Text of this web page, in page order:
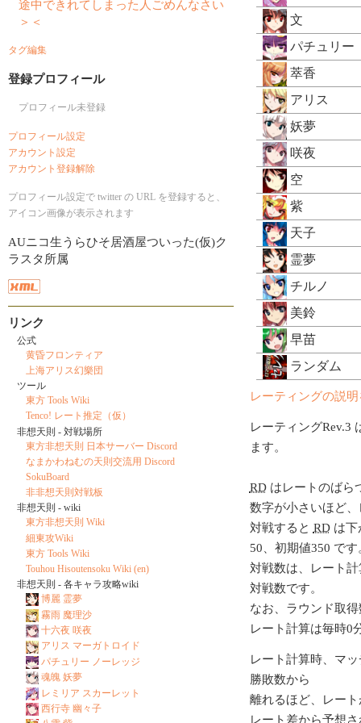
文
パチュリー
萃香
アリス
妖夢
咲夜
空
紫
天子
霊夢
チルノ
美鈴
早苗
ランダム
レーティングの説
レーティングRev.3
ます。
RDはレートのばら
数字が小さいほど
対戦すると RDは下
50、初期値350 です
対戦数は、レート
対戦数です。
なお、ラウンド取
レート計算は毎時0
レート計算時、マ
勝敗数から
離れるほど、レー
レート差から予想
途中できれてしまった人ごめんなさい
＞＜
タグ編集
登録プロフィール
プロフィール未登録
プロフィール設定
アカウント設定
アカウント登録解除
プロフィール設定で twitter の URL を登録すると、
アイコン画像が表示されます
AUニコ生うらひそ居酒屋ついった(仮)ク
ラスタ所属
リンク
公式
黄昏フロンティア
上海アリス幻樂団
ツール
東方 Tools Wiki
Tenco! レート推定（仮）
非想天則 - 対戦場所
東方非想天則 日本サーバー Discord
なまかわねむの天則交流用 Discord
SokuBoard
非非想天則対戦板
非想天則 - wiki
東方非想天則 Wiki
細東攻Wiki
東方 Tools Wiki
Touhou Hisoutensoku Wiki (en)
非想天則 - 各キャラ攻略wiki
博麗 霊夢
霧雨 魔理沙
十六夜 咲夜
アリス マーガトロイド
パチュリー ノーレッジ
魂魄 妖夢
レミリア スカーレット
西行寺 幽々子